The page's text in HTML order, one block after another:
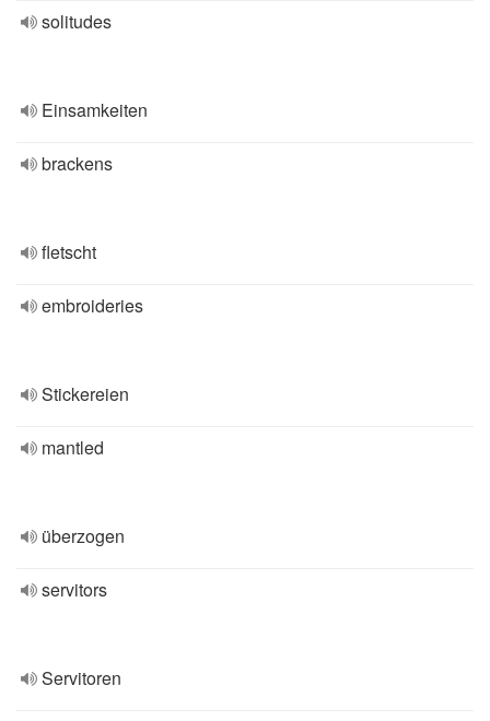
solitudes
Einsamkeiten
brackens
fletscht
embroideries
Stickereien
mantled
überzogen
servitors
Servitoren